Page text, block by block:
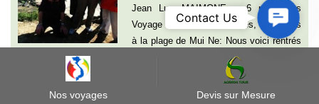
Jean Luc MAIMONE – 6 personnes
Voyage Vietnam 3 semaines, Vacances
à la plage de Mui Ne: Nous voici rentrés
depuis 15 jours après 5 semaines au
VIETNAM du NORD au SUD avec...
Nos voyages Devis sur Mesure
Contact
Contact Us